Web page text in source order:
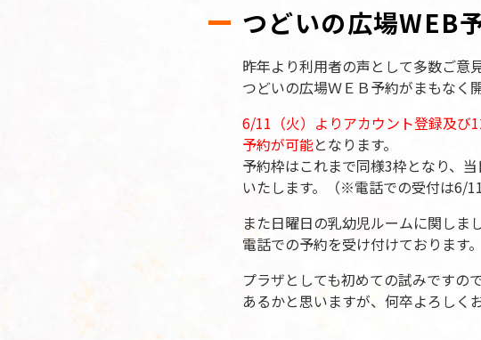
つどいの広場WEB
昨年より利用者の声として多数ご意
つどいの広場ＷＥＢ予約がまもなく
6/11（火）よりアカウント登録及び
予約が可能となります。
予約枠はこれまで同様3枠となり、
いたします。（※電話での受付は6/
また日曜日の乳幼児ルームに関しま
電話での予約を受け付けております。
プラザとしても初めての試みですの
あるかと思いますが、何卒よろしく